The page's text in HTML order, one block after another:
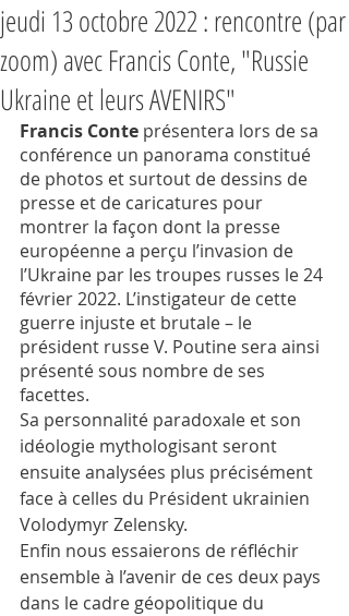
jeudi 13 octobre 2022 : rencontre (par
zoom) avec Francis Conte, "Russie
Ukraine et leurs AVENIRS"
Francis Conte présentera lors de sa
conférence un panorama constitué
de photos et surtout de dessins de
presse et de caricatures pour
montrer la façon dont la presse
européenne a perçu l’invasion de
l’Ukraine par les troupes russes le 24
février 2022. L’instigateur de cette
guerre injuste et brutale – le
président russe V. Poutine sera ainsi
présenté sous nombre de ses
facettes.
Sa personnalité paradoxale et son
idéologie mythologisant seront
ensuite analysées plus précisément
face à celles du Président ukrainien
Volodymyr Zelensky.
Enfin nous essaierons de réfléchir
ensemble à l’avenir de ces deux pays
dans le cadre géopolitique du